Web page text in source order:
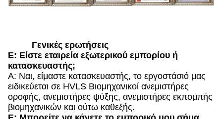
Γενικές ερωτήσεις
Ε: Είστε εταιρεία εξωτερικού εμπορίου ή
κατασκευαστής;
Α: Ναι, είμαστε κατασκευαστής, το εργοστάσιό μας
ειδικεύεται σε HVLS Βιομηχανικοί ανεμιστήρες
οροφής, ανεμιστήρες ψύξης, ανεμιστήρες εκπομπής
βιομηχανικών και ούτω καθεξής.